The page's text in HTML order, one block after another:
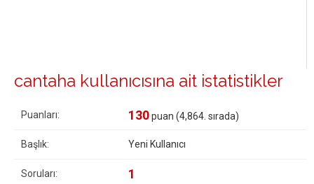
cantaha kullanıcısına ait istatistikler
Puanları: 130puan (4,864 . sırada)
Başlık: Yeni Kullanıcı
Soruları: 1